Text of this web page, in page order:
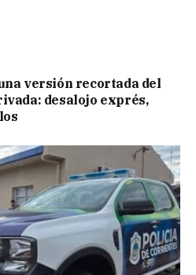
versión recortada del
desalojo exprés,